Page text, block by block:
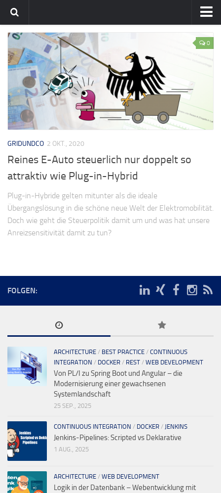
Home
Team
flavia-it.de
0
GRIDUNDCO 2 OKT., 2020
Reines E-Auto steuerlich nur doppelt so
attraktiv wie Plug-in-Hybrid
Plug-in-Hybride gelten mitunter als die ideale
Übergangslösung in die schöne neue Welt der Elektromobilität.
Doch wie geht die Steuerpolitik damit um und was hat unsere
Anreizsensitivität damit zu tun?
FOLGEN:
ARCHITECTURE / BEST PRACTICE / CONTINUOUS
INTEGRATION / DOCKER / REST / WEB DEVELOPMENT
Von PL/I zu Spring Boot und Angular – die
Modernisierung einer gewachsenen
Systemlandschaft
25 SEP., 2025
CONTINUOUS INTEGRATION / DOCKER / JENKINS
Jenkins-Pipelines: Scripted vs Deklarative
1 AUG., 2025
ARCHITECTURE / WEB DEVELOPMENT
Logik in der Datenbank – Webentwicklung mit